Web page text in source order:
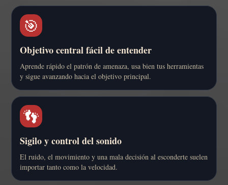
🎯
Objetivo central fácil de entender
Aprende rápido el patrón de amenaza, usa bien tus herramientas
y sigue avanzando hacia el objetivo principal.
👣
Sigilo y control del sonido
El ruido, el movimiento y una mala decisión al esconderte suelen
importar tanto como la velocidad.